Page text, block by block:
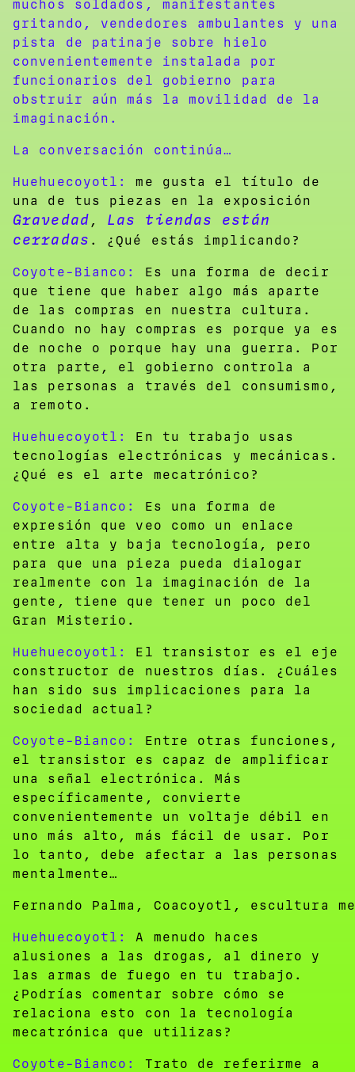
muchos soldados, manifestantes
gritando, vendedores ambulantes y una
pista de patinaje sobre hielo
convenientemente instalada por
funcionarios del gobierno para
obstruir aún más la movilidad de la
imaginación.
La conversación continúa…
Huehuecoyotl:me gusta el título de
una de tus piezas en la exposición
Gravedad , Las tiendas están
cerradas . ¿Qué estás implicando?
Coyote-Bianco: Es una forma de decir
que tiene que haber algo más aparte
de las compras en nuestra cultura.
Cuando no hay compras es porque ya es
de noche o porque hay una guerra. Por
otra parte, el gobierno controla a
las personas a través del consumismo,
a remoto.
Huehuecoyotl: En tu trabajo usas
tecnologías electrónicas y mecánicas.
¿Qué es el arte mecatrónico?
Coyote-Bianco: Es una forma de
expresión que veo como un enlace
entre alta y baja tecnología, pero
para que una pieza pueda dialogar
realmente con la imaginación de la
gente, tiene que tener un poco del
Gran Misterio.
Huehuecoyotl: El transistor es el eje
constructor de nuestros días. ¿Cuáles
han sido sus implicaciones para la
sociedad actual?
Coyote-Bianco:
Entre otras funciones,
el transistor es capaz de amplificar
una señal electrónica. Más
específicamente, convierte
convenientemente un voltaje débil en
uno más alto, más fácil de usar. Por
lo tanto, debe afectar a las personas
mentalmente…
Fernando Palma, Coacoyotl, escultura
Huehuecoyotl:A menudo haces
alusiones a las drogas, al dinero y
las armas de fuego en tu trabajo.
¿Podrías comentar sobre cómo se
relaciona esto con la tecnología
mecatrónica que utilizas?
Coyote-Bianco: Trato de referirme a